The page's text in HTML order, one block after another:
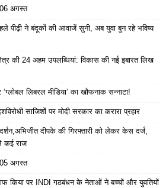
06 अगस्त
पीढ़ी ने बंदूकों की आवाजें सुनी, अब युवा बुन रहे भविष्य
की 24 अहम उपलब्धियां: विकास की नई इबारत लिख
लिबरल मीडिया’ का खौफनाक सन्नाटा!
साजिशों पर मोदी सरकार का करारा प्रहार
दीपके की गिरफ्तारी को लेकर केस दर्ज,
कई राज
05 अगस्त
किया पर INDI गठबंधन के नेताओं ने बच्चों और युवतियों